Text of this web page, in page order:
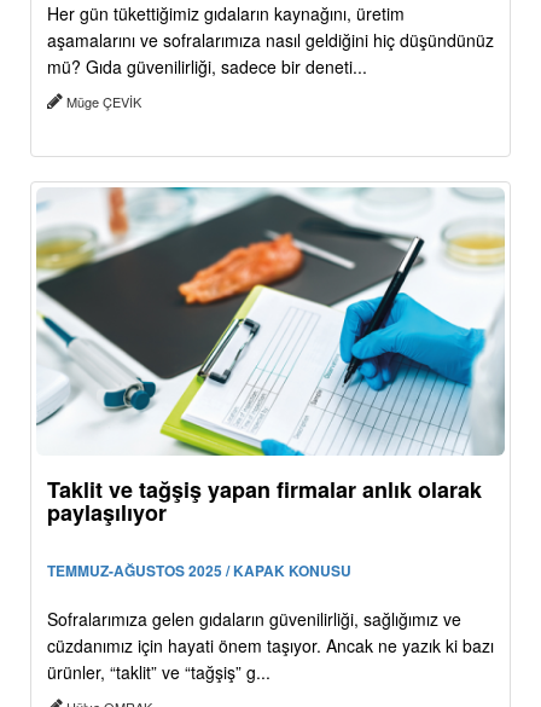
Her gün tükettiğimiz gıdaların kaynağını, üretim
aşamalarını ve sofralarımıza nasıl geldiğini hiç düşündünüz
mü? Gıda güvenilirliği, sadece bir deneti...
Müge ÇEVİK
Taklit ve tağşiş yapan firmalar anlık olarak
paylaşılıyor
TEMMUZ-AĞUSTOS 2025 / KAPAK KONUSU
Sofralarımıza gelen gıdaların güvenilirliği, sağlığımız ve
cüzdanımız için hayati önem taşıyor. Ancak ne yazık ki bazı
ürünler, “taklit” ve “tağşiş” g...